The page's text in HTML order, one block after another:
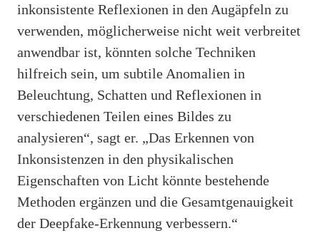
inkonsistente Reflexionen in den Augäpfeln zu
verwenden, möglicherweise nicht weit verbreitet
anwendbar ist, könnten solche Techniken
hilfreich sein, um subtile Anomalien in
Beleuchtung, Schatten und Reflexionen in
verschiedenen Teilen eines Bildes zu
analysieren“, sagt er. „Das Erkennen von
Inkonsistenzen in den physikalischen
Eigenschaften von Licht könnte bestehende
Methoden ergänzen und die Gesamtgenauigkeit
der Deepfake-Erkennung verbessern.“